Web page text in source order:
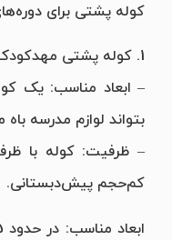
کوله پشتی برای
1. کوله پشتی مهدکودک و پیش‌دبستانی (3-6 سال):
– ابعاد مناسب: یک
بتواند لوازم مدرسه
– ظرفیت: کوله با
کم‌حجم پیش‌دبستانی.